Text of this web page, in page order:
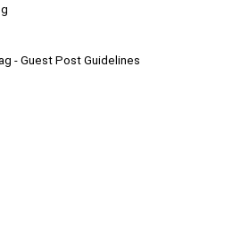
- Guest Post Guidelines